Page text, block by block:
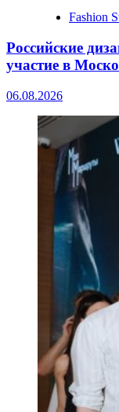
Fashion
Российские
участие в
06.08.2026